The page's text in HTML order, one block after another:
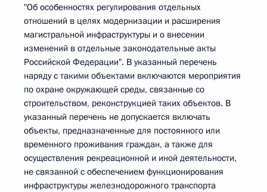
"Об особенностях регулирования отдельных
отношений в целях модернизации и расширения
магистральной инфраструктуры и о внесении
изменений в отдельные законодательные акты
Российской Федерации". В указанный перечень
наряду с такими объектами включаются мероприятия
по охране окружающей среды, связанные со
строительством, реконструкцией таких объектов. В
указанный перечень не допускается включать
объекты, предназначенные для постоянного или
временного проживания граждан, а также для
осуществления рекреационной и иной деятельности,
не связанной с обеспечением функционирования
инфраструктуры железнодорожного транспорта